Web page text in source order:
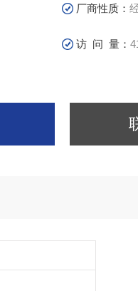
厂商性质：
访 问 量：